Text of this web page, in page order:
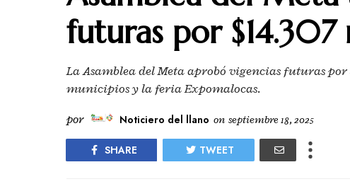
futuras por $14.307
La Asamblea del Meta aprobó vigencias futuras
municipios y la feria Expomalocas.
por Noticiero del llano on septiembre 18, 2025
SHARE TWEET